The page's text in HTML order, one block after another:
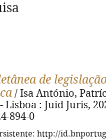
Ciências sociais...
Ciências sociais...
de
/ Isa António,
Lisboa : Juid Juris,
894-0
http://